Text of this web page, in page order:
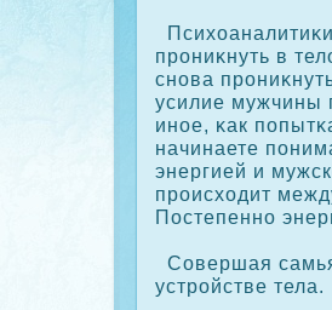
прониκнуть в
снова
усилие мужчины
иное, κак
начинаете
энергией и
происходит
Постепенно
Совершая
устройстве тела.